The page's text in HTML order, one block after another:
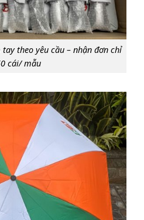
theo yêu cầu – nhận đơn chỉ
cái/ mẫu